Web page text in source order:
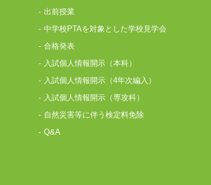
出前授業
中学校PTAを対象とした学校見学会
合格発表
入試個人情報開示（本科）
入試個人情報開示（4年次編入）
入試個人情報開示（専攻科）
自然災害等に伴う検定料免除
Q&A